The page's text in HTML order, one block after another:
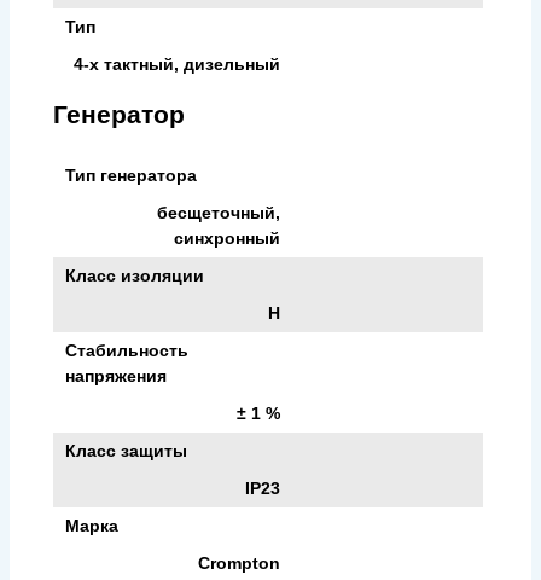
Тип
4-х тактный, дизельный
Генератор
Тип генератора
бесщеточный,
синхронный
Класс изоляции
H
Стабильность
напряжения
± 1 %
Класс защиты
IP23
Марка
Crompton